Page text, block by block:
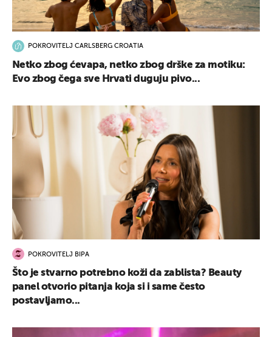
POKROVITELJ CARLSBERG CROATIA
Netko zbog ćevapa, netko zbog drške za motiku:
Evo zbog čega sve Hrvati duguju pivo...
POKROVITELJ BIPA
Što je stvarno potrebno koži da zablista? Beauty
panel otvorio pitanja koja si i same često
postavljamo...